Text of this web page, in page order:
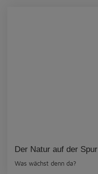
Der Natur auf der Spur
Was wächst denn da?